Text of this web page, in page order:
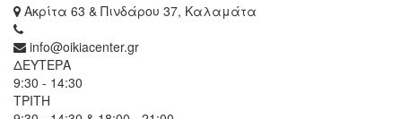
Ακρίτα 63 & Πινδάρου 37, Καλαμάτα
info@oikiacenter.gr
ΔΕΥΤΕΡΑ
9:30 - 14:30
ΤΡΙΤΗ